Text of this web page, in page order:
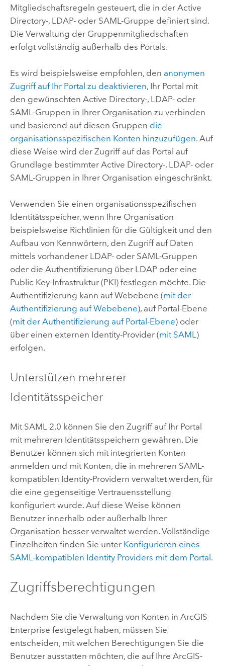
Mitgliedschaftsregeln gesteuert, die in der Active
Directory-, LDAP- oder SAML-Gruppe definiert sind.
Die Verwaltung der Gruppenmitgliedschaften
erfolgt vollständig außerhalb des Portals.
Es wird beispielsweise empfohlen, den anonymen
Zugriff auf Ihr Portal zu deaktivieren, Ihr Portal mit
den gewünschten Active Directory-, LDAP- oder
SAML-Gruppen in Ihrer Organisation zu verbinden
und basierend auf diesen Gruppen die
organisationsspezifischen Konten hinzuzufügen. Auf
diese Weise wird der Zugriff auf das Portal auf
Grundlage bestimmter Active Directory-, LDAP- oder
SAML-Gruppen in Ihrer Organisation eingeschränkt.
Verwenden Sie einen organisationsspezifischen
Identitätsspeicher, wenn Ihre Organisation
beispielsweise Richtlinien für die Gültigkeit und den
Aufbau von Kennwörtern, den Zugriff auf Daten
mittels vorhandener LDAP- oder SAML-Gruppen
oder die Authentifizierung über LDAP oder eine
Public Key-Infrastruktur (PKI) festlegen möchte. Die
Authentifizierung kann auf Webebene (mit der
Authentifizierung auf Webebene), auf Portal-Ebene
(mit der Authentifizierung auf Portal-Ebene) oder
über einen externen Identity-Provider (mit SAML)
erfolgen.
Unterstützen mehrerer
Identitätsspeicher
Mit SAML 2.0 können Sie den Zugriff auf Ihr Portal
mit mehreren Identitätsspeichern gewähren. Die
Benutzer können sich mit integrierten Konten
anmelden und mit Konten, die in mehreren SAML-
kompatiblen Identity-Providern verwaltet werden, für
die eine gegenseitige Vertrauensstellung
konfiguriert wurde. Auf diese Weise können
Benutzer innerhalb oder außerhalb Ihrer
Organisation besser verwaltet werden. Vollständige
Einzelheiten finden Sie unter Konfigurieren eines
SAML-kompatiblen Identity Providers mit dem Portal.
Zugriffsberechtigungen
Nachdem Sie die Verwaltung von Konten in ArcGIS
Enterprise festgelegt haben, müssen Sie
entscheiden, mit welchen Berechtigungen Sie die
Benutzer ausstatten möchten, die auf Ihre ArcGIS-